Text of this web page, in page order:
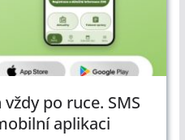
po ruce. SMS
aplikaci